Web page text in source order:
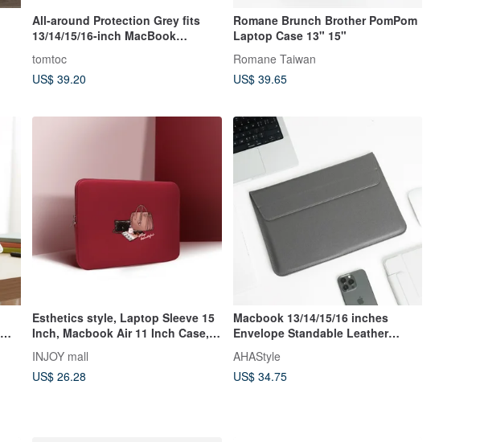
All-around Protection Grey fits
13/14/15/16-inch MacBook
tomtoc
US$ 39.20
Romane Brunch Brother PomPom
Laptop Case 13" 15"
Romane Taiwan
US$ 39.65
Esthetics style, Laptop Sleeve 15
Inch, Macbook Air 11 Inch Case,
Macbook Pro
INJOY mall
US$ 26.28
Macbook 13/14/15/16 inches
Envelope Standable Leather
Laptop Sleeve
AHAStyle
US$ 34.75